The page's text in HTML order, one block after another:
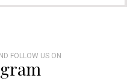
FOLLOW US ON